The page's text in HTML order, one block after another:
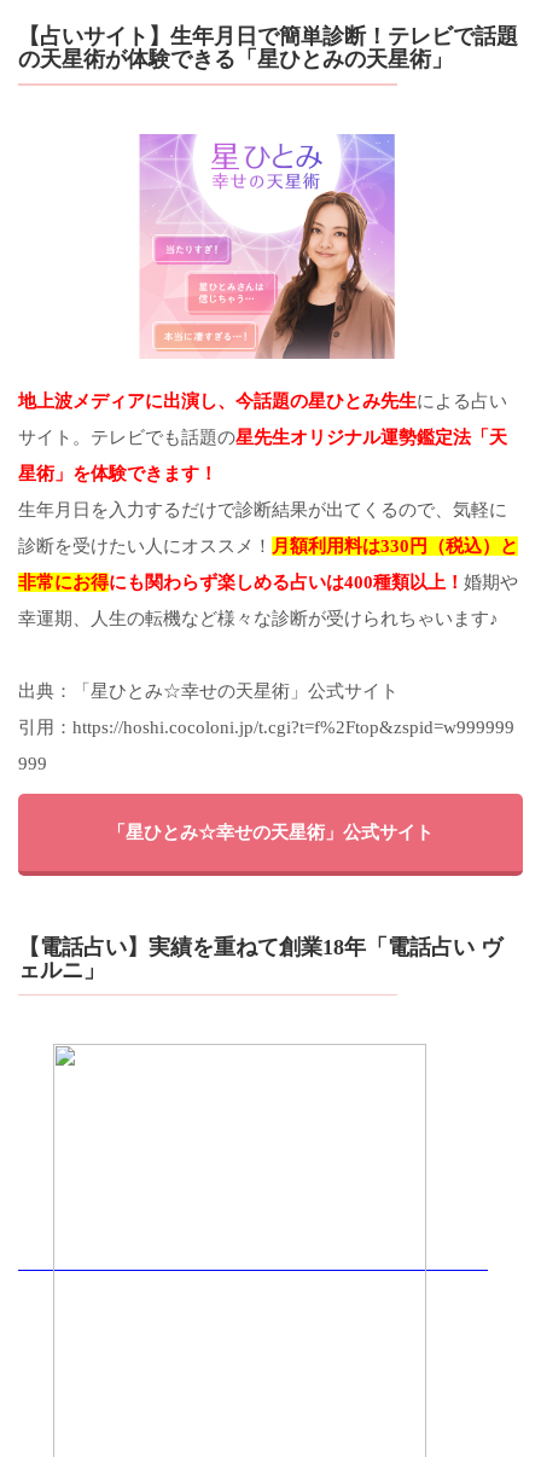
【占いサイト】生年月日で簡単診断！テレビで話題
の天星術が体験できる「星ひとみの天星術」
地上波メディアに出演し、今話題の星ひとみ先生による占い
サイト。テレビでも話題の星先生オリジナル運勢鑑定法「天
星術」を体験できます！
生年月日を入力するだけで診断結果が出てくるので、気軽に
診断を受けたい人にオススメ！ 月額利用料は330円（税込）と
非常にお得にも関わらず楽しめる占いは400種類以上！ 婚期や
幸運期、人生の転機など様々な診断が受けられちゃいます♪
出典：「星ひとみ☆幸せの天星術」公式サイト
引用：https://hoshi.cocoloni.jp/t.cgi?t=f%2Ftop&zspid=w999999
999
「星ひとみ☆幸せの天星術」公式サイト
【電話占い】実績を重ねて創業18年「電話占い ヴ
ェルニ」